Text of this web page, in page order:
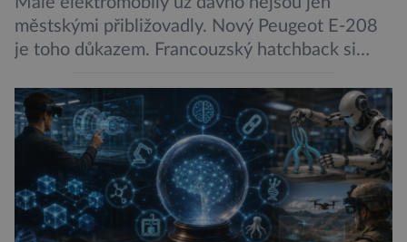
městskými přibližovadly. Nový Peugeot E-208
je toho důkazem. Francouzský hatchback si
dojezd a modernější technologie, ale hlavně
ukazuje, že i kompaktní elektromobil může být
autem, se kterým bez obav vyrazíte za hranice
města Peugeot se u modelu 208 trefil do
černého už […]